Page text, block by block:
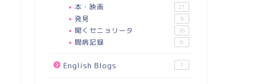
本・映画 21
発見 9
聞くセニョリータ 26
闘病記録 6
English Blogs 1